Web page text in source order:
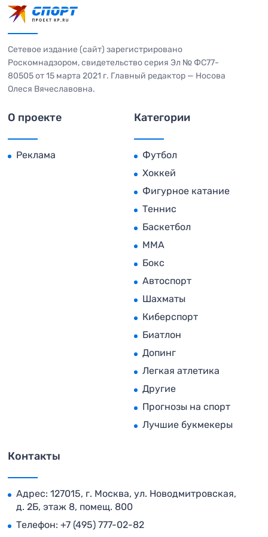
Сетевое издание (сайт) зарегистрировано
Роскомнадзором, свидетельство серия Эл № ФС77-
80505 от 15 марта 2021 г. Главный редактор — Носова
Олеся Вячеславовна.
О проекте
Реклама
Категории
Футбол
Хоккей
Фигурное катание
Теннис
Баскетбол
MMA
Бокс
Автоспорт
Шахматы
Киберспорт
Биатлон
Допинг
Легкая атлетика
Другие
Прогнозы на спорт
Лучшие букмекеры
Контакты
Адрес: 127015, г. Москва, ул. Новодмитровская,
д. 2Б, этаж 8, помещ. 800
Телефон: +7 (495) 777-02-82